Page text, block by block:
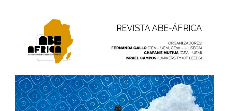
lateral
de
artigos